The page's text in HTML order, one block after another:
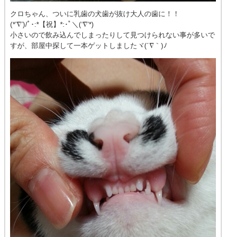
クロちゃん、ついに乳歯の犬歯が抜け大人の歯に！！
(*’∇’)/ﾟ･:*【祝】*:･ﾟ＼(‘∇’*)
小さいので飲み込んでしまったりして見つけられない事が多いで
すが、部屋中探して一本ゲットしましたヾ(´∇｀)ﾉ